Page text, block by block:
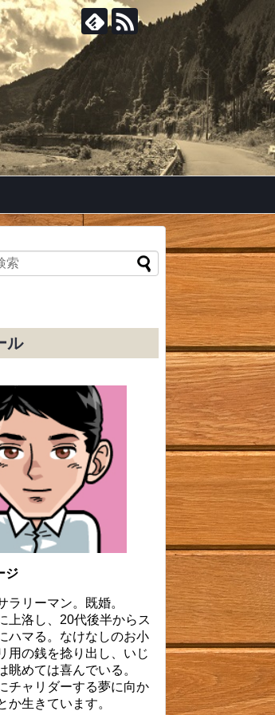
ル
ジ
ラリーマン。既婚。
上洛し、20代後半からス
ハマる。なけなしのお小
用の銭を捻り出し、いじ
眺めては喜んでいる。
チャリダーする夢に向か
か生きています。